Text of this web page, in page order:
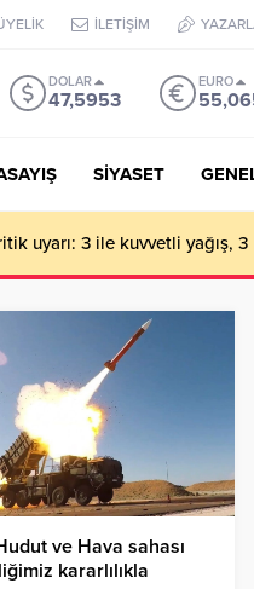
İLETİŞİM
DOLAR
47,5953
EURO
SİYASET
uyarı: 3 ile kuvvetli yağış, 3
ve Hava sahası
kararlılıkla